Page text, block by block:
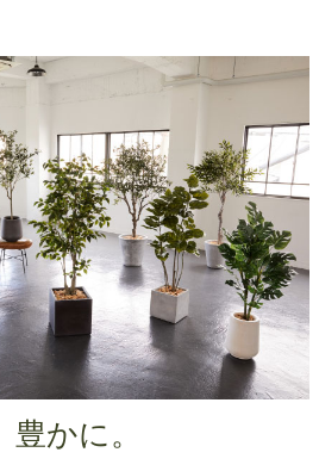
かに。